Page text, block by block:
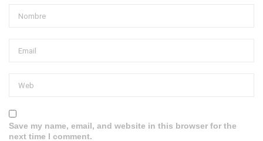
Save my name, email, and website in this browser for the
next time I comment.